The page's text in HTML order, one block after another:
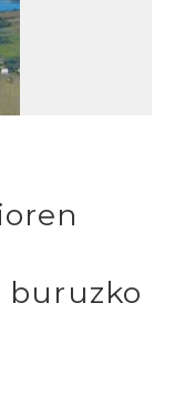
buruzko